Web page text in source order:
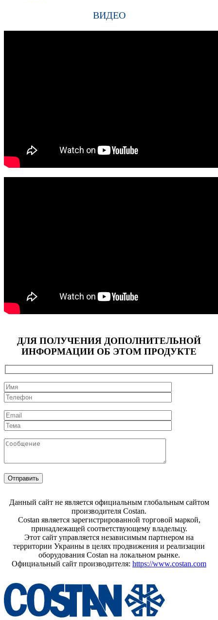
ВИДЕО
ДЛЯ ПОЛУЧЕНИЯ ДОПОЛНИТЕЛЬНОЙ
ИНФОРМАЦИИ ОБ ЭТОМ ПРОДУКТЕ
Отправить
Данный сайт не является официальным глобальным сайтом
производителя Costan.
Costan является зарегистрированной торговой маркой,
принадлежащей соответствующему владельцу.
Этот сайт управляется независимым партнером на
территории Украины в целях продвижения и реализации
оборудования Costan на локальном рынке.
Официальный сайт производителя: https://www.costan.com